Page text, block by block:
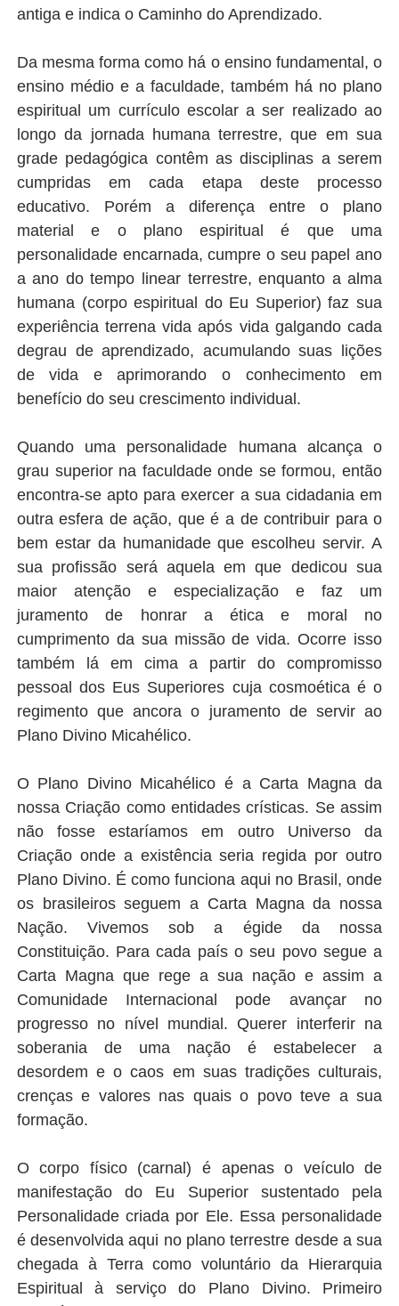
antiga e indica o Caminho do Aprendizado.
Da mesma forma como há o ensino fundamental, o
ensino médio e a faculdade, também há no plano
espiritual um currículo escolar a ser realizado ao
longo da jornada humana terrestre, que em sua
grade pedagógica contêm as disciplinas a serem
cumpridas em cada etapa deste processo
educativo. Porém a diferença entre o plano
material e o plano espiritual é que uma
personalidade encarnada, cumpre o seu papel ano
a ano do tempo linear terrestre, enquanto a alma
humana (corpo espiritual do Eu Superior) faz sua
experiência terrena vida após vida galgando cada
degrau de aprendizado, acumulando suas lições
de vida e aprimorando o conhecimento em
benefício do seu crescimento individual.
Quando uma personalidade humana alcança o
grau superior na faculdade onde se formou, então
encontra-se apto para exercer a sua cidadania em
outra esfera de ação, que é a de contribuir para o
bem estar da humanidade que escolheu servir. A
sua profissão será aquela em que dedicou sua
maior atenção e especialização e faz um
juramento de honrar a ética e moral no
cumprimento da sua missão de vida. Ocorre isso
também lá em cima a partir do compromisso
pessoal dos Eus Superiores cuja cosmoética é o
regimento que ancora o juramento de servir ao
Plano Divino Micahélico.
O Plano Divino Micahélico é a Carta Magna da
nossa Criação como entidades crísticas. Se assim
não fosse estaríamos em outro Universo da
Criação onde a existência seria regida por outro
Plano Divino. É como funciona aqui no Brasil, onde
os brasileiros seguem a Carta Magna da nossa
Nação. Vivemos sob a égide da nossa
Constituição. Para cada país o seu povo segue a
Carta Magna que rege a sua nação e assim a
Comunidade Internacional pode avançar no
progresso no nível mundial. Querer interferir na
soberania de uma nação é estabelecer a
desordem e o caos em suas tradições culturais,
crenças e valores nas quais o povo teve a sua
formação.
O corpo físico (carnal) é apenas o veículo de
manifestação do Eu Superior sustentado pela
Personalidade criada por Ele. Essa personalidade
é desenvolvida aqui no plano terrestre desde a sua
chegada à Terra como voluntário da Hierarquia
Espiritual à serviço do Plano Divino. Primeiro